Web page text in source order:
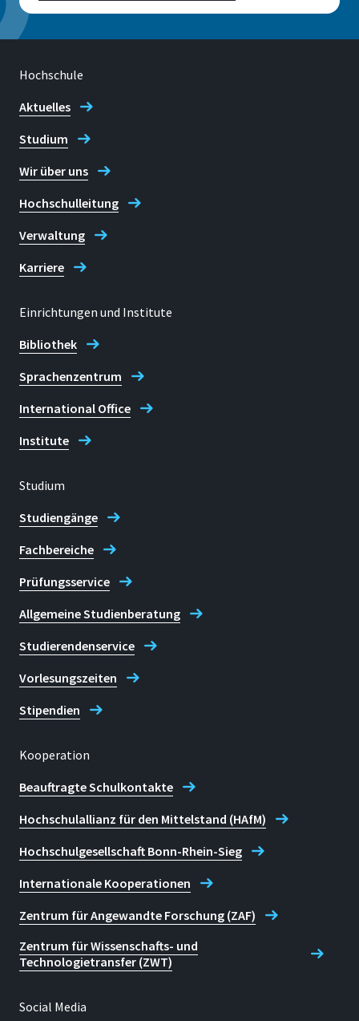
Hochschule
Aktuelles
Studium
Wir über uns
Hochschulleitung
Verwaltung
Karriere
Einrichtungen und Institute
Bibliothek
Sprachenzentrum
International Office
Institute
Studium
Studiengänge
Fachbereiche
Prüfungsservice
Allgemeine Studienberatung
Studierendenservice
Vorlesungszeiten
Stipendien
Kooperation
Beauftragte Schulkontakte
Hochschulallianz für den Mittelstand (HAfM)
Hochschulgesellschaft Bonn-Rhein-Sieg
Internationale Kooperationen
Zentrum für Angewandte Forschung (ZAF)
Zentrum für Wissenschafts- und
Technologietransfer (ZWT)
Social Media